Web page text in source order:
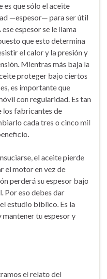
es que sólo el aceite
—espesor— para ser útil
espesor se le llama
que esto determina
el calor y la presión y
Mientras más baja la
proteger bajo ciertos
es importante que
con regularidad. Es tan
los fabricantes de
cada tres o cinco mil
el aceite pierde
el motor en vez de
perderá su espesor bajo
Por eso debes dar
estudio bíblico. Es la
mantener tu espesor y
el relato del